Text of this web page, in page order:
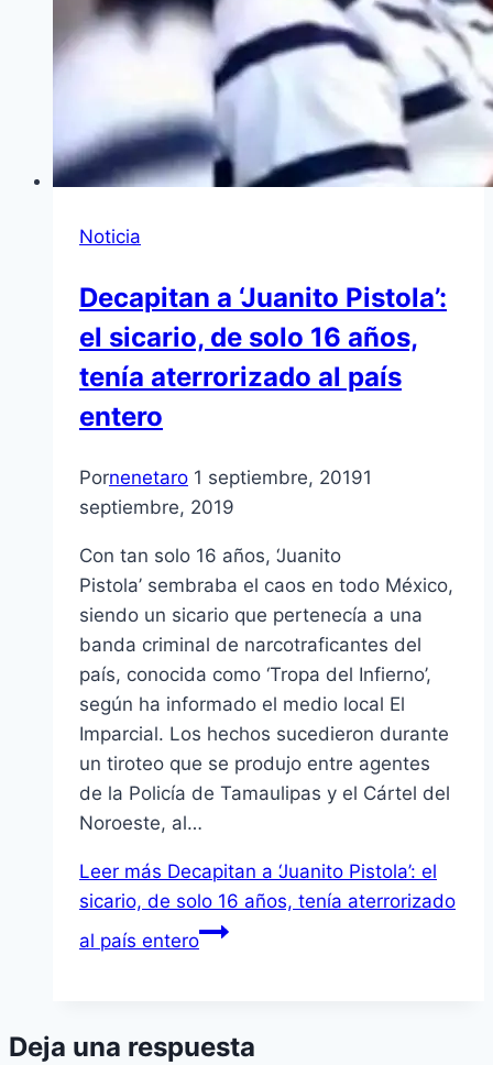
Noticia
Decapitan a ‘Juanito Pistola’:
el sicario, de solo 16 años,
tenía aterrorizado al país
entero
Pornenetaro 1 septiembre, 20191
septiembre, 2019
Con tan solo 16 años, ‘Juanito
Pistola’ sembraba el caos en todo México,
siendo un sicario que pertenecía a una
banda criminal de narcotraficantes del
país, conocida como ‘Tropa del Infierno’,
según ha informado el medio local El
Imparcial. Los hechos sucedieron durante
un tiroteo que se produjo entre agentes
de la Policía de Tamaulipas y el Cártel del
Noroeste, al…
Leer más Decapitan a ‘Juanito Pistola’: el
sicario, de solo 16 años, tenía aterrorizado
al país entero
Deja una respuesta